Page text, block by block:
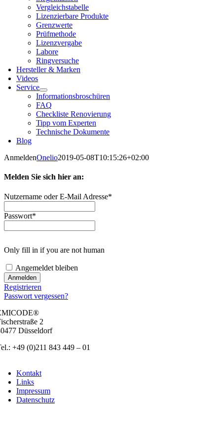
Ver­gleichs­ta­bel­le
Lizen­zier­ba­re Pro­duk­te
Grenz­wer­te
Prüf­me­tho­de
Lizenz­ver­ga­be
Labo­re
Ring­ver­su­che
Her­stel­ler & Mar­ken
Vide­os
Ser­vice
Infor­ma­ti­ons­bro­schü­ren
FAQ
Check­lis­te Reno­vie­rung
Tipp vom Exper­ten
Tech­ni­sche Doku­men­te
Blog
AnmeldenOnelio2019-05-08T10:15:26+02:00
Melden Sie sich hier an:
Nut­zer­na­me oder E‑Mail Adres­se*
Pass­wort*
Only fill in if you are not human
Ange­mel­det blei­ben
Regis­trie­ren
Pass­wort ver­ges­sen?
2
Düs­sel­dorf
+49 (0)211 843 449 – 01
Kon­takt
Links
Impres­sum
Daten­schutz